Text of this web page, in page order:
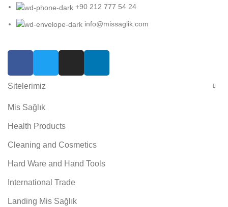
+90 212 777 54 24
info@missaglik.com
Sitelerimiz
Mis Sağlık
Health Products
Cleaning and Cosmetics
Hard Ware and Hand Tools
International Trade
Landing Mis Sağlık